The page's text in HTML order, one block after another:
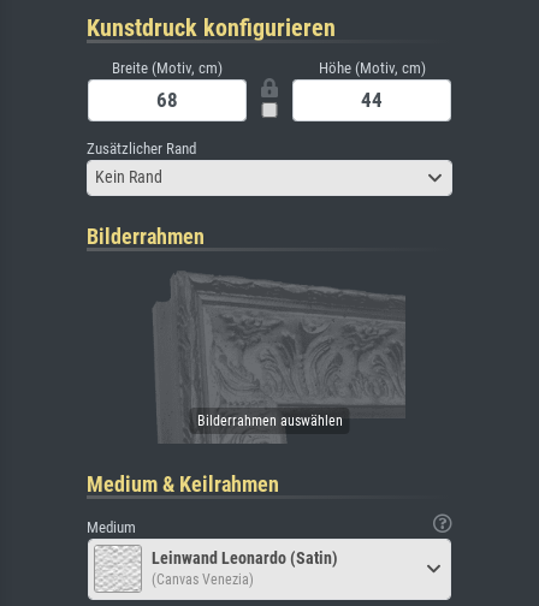
Kunstdruck konfigurieren
Breite (Motiv, cm) Höhe (Motiv, cm)
Zusätzlicher Rand
Kein Rand
Bilderrahmen
Medium & Keilrahmen
Medium
Leinwand Leonardo (Satin)
(Canvas Venezia)